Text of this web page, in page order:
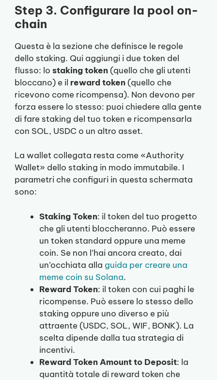
Step 3. Configurare la pool on-
chain
Questa è la sezione che definisce le regole
dello staking. Qui aggiungi i due token del
flusso: lo staking token (quello che gli utenti
bloccano) e il reward token (quello che
ricevono come ricompensa). Non devono per
forza essere lo stesso: puoi chiedere alla gente
di fare staking del tuo token e ricompensarla
con SOL, USDC o un altro asset.
La wallet collegata resta come «Authority
Wallet» dello staking in modo immutabile. I
parametri che configuri in questa schermata
sono:
Staking Token: il token del tuo progetto
che gli utenti bloccheranno. Può essere
un token standard oppure una meme
coin. Se non l’hai ancora creato, dai
un’occhiata alla guida per creare una
meme coin su Solana.
Reward Token: il token con cui paghi le
ricompense. Può essere lo stesso dello
staking oppure uno diverso e più
attraente (USDC, SOL, WIF, BONK). La
scelta dipende dalla tua strategia di
incentivi.
Reward Token Amount to Deposit: la
quantità totale di reward token che